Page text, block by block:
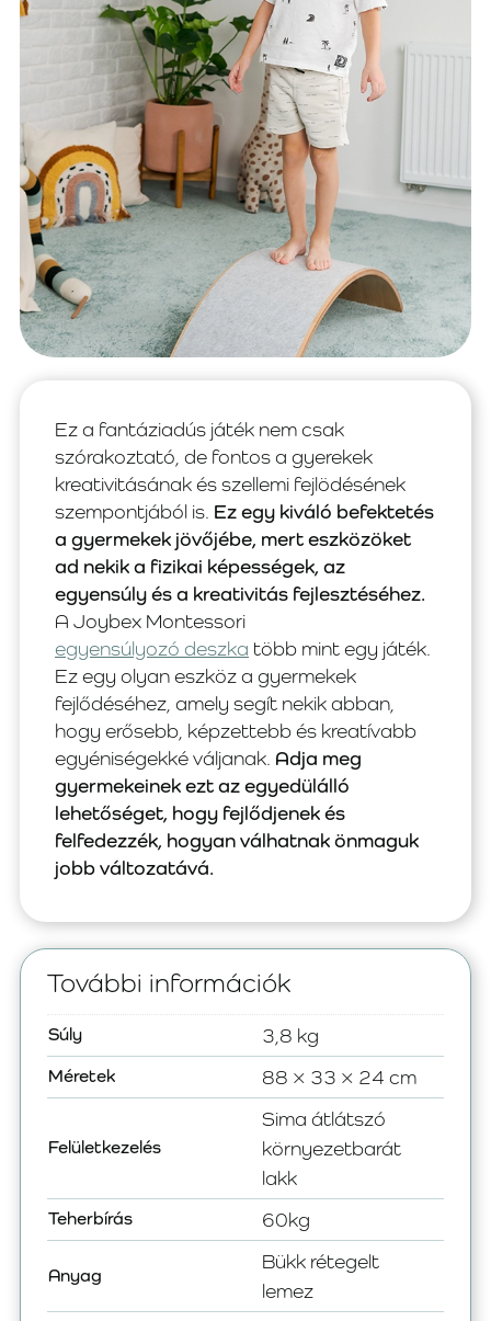
Ez a fantáziadús játék nem csak
szórakoztató, de fontos a gyerekek
kreativitásának és szellemi fejlödésének
szempontjából is. Ez egy kiváló befektetés
a gyermekek jövőjébe, mert eszközöket
ad nekik a fizikai képességek, az
egyensúly és a kreativitás fejlesztéséhez.
A Joybex Montessori
egyensúlyozó deszka több mint egy játék.
Ez egy olyan eszköz a gyermekek
fejlődéséhez, amely segít nekik abban,
hogy erősebb, képzettebb és kreatívabb
egyéniségekké váljanak. Adja meg
gyermekeinek ezt az egyedülálló
lehetőséget, hogy fejlődjenek és
felfedezzék, hogyan válhatnak önmaguk
jobb változatává.
További információk
Súly 3,8 kg
Méretek 88 × 33 × 24 cm
Felületkezelés
Sima átlátszó
környezetbarát
lakk
Teherbírás 60kg
Anyag
Bükk rétegelt
lemez